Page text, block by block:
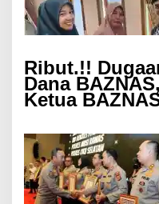
Ribut.!!
Dana
Ketua